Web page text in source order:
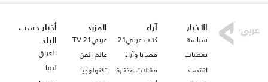
الأخبار
سياسة
تغطيات
اقتصاد
آراء
كتاب عربي21
قضايا وآراء
مقالات مختارة
المزيد
عربي21 TV
عالم الفن
تكنولوجيا
أخبار حسب
البلد
العراق
ليبيا